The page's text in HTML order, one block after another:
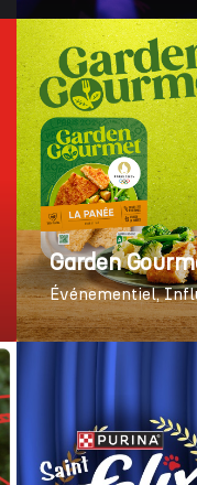
Garden
Événementiel